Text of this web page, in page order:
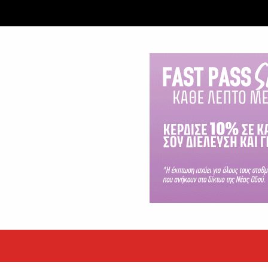
τα EBITDA το εξάμηνο
επιδόσεις κατά...